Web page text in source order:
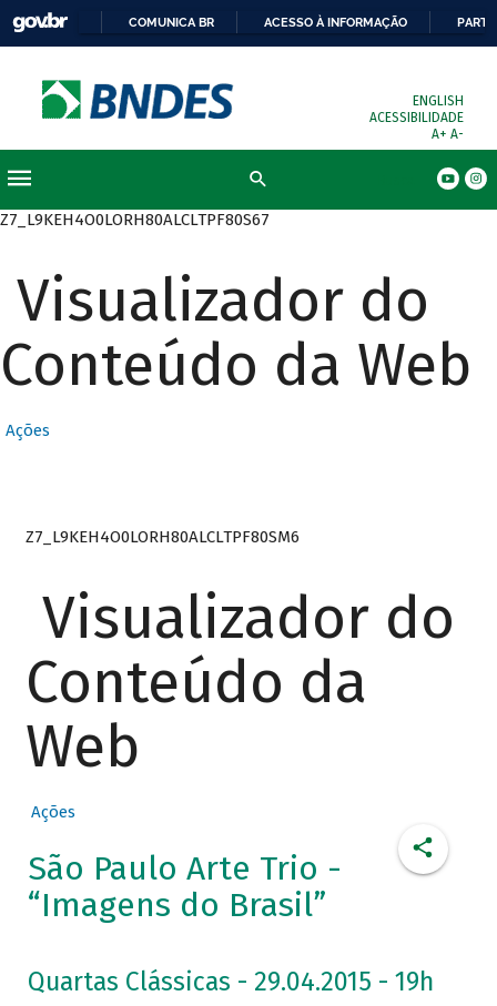
COMUNICA BR ACESSO À INFORMAÇÃO
ENGLISH
ACESSIBILIDADE
A+ A-
Z7_L9KEH4O0LORH80ALCLTPF80S67
Visualizador do
Conteúdo da Web
Ações
Z7_L9KEH4O0LORH80ALCLTPF80SM6
Visualizador do
Conteúdo da
Web
Ações
São Paulo Arte Trio -
“Imagens do Brasil”
Quartas Clássicas - 29.04.2015 - 19h